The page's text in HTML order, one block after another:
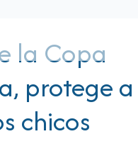
la Copa
protege a
chicos